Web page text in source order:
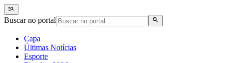
Buscar no portal
Capa
Últimas Notícias
Esporte